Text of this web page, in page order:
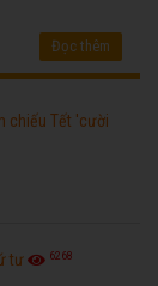
Đọc thêm
chiếu Tết 'cười
tư 6268